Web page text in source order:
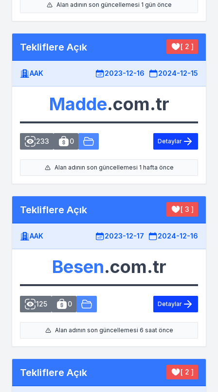
Alan adının son güncellemesi 1 gün önce
Tekliflere Açık [ 2 ]
AAK 2023-12-16 2024-12-15
Madde.com.tr
233 0 Detaylar
Alan adının son güncellemesi 1 hafta önce
Tekliflere Açık [ 3 ]
AAK 2023-12-17 2024-12-16
Besen.com.tr
125 0 Detaylar
Alan adının son güncellemesi 6 saat önce
Tekliflere Açık [ 2 ]